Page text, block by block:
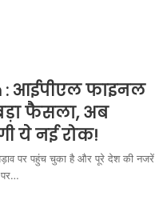
: आईपीएल फाइनल
फैसला, अब
ये नई रोक!
पर पहुंच चुका है और पूरे देश की नजरें